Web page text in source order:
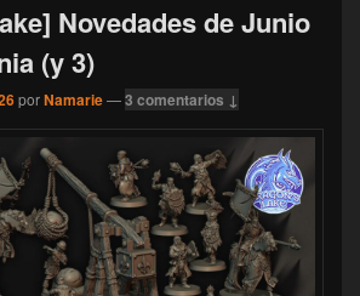
Novedades de Junio
(y 3)
porNamarie—3 comentarios ↓